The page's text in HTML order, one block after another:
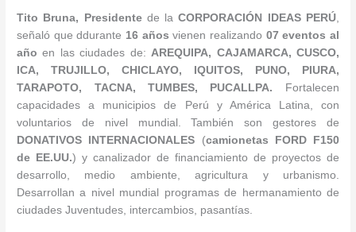
Tito Bruna, Presidente de laCORPORACIÓN IDEAS PERÚ,
señaló que ddurante 16 años vienen realizando 07 eventos al
año en las ciudades de: AREQUIPA, CAJAMARCA, CUSCO,
ICA, TRUJILLO, CHICLAYO, IQUITOS, PUNO, PIURA,
TARAPOTO, TACNA, TUMBES, PUCALLPA. Fortalecen
capacidades a municipios de Perú y América Latina, con
voluntarios de nivel mundial. También son gestores de
DONATIVOS INTERNACIONALES (camionetas FORD F150
de EE.UU.) y canalizador de financiamiento de proyectos de
desarrollo, medio ambiente, agricultura y urbanismo.
Desarrollan a nivel mundial programas de hermanamiento de
ciudades Juventudes, intercambios, pasantías.